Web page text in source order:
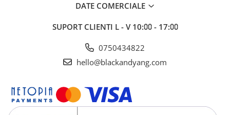
DATE COMERCIALE
SUPORT CLIENTI L - V 10:⩇⩇ - 17:⩇⩇
0750434822
hello@blackandyang.com